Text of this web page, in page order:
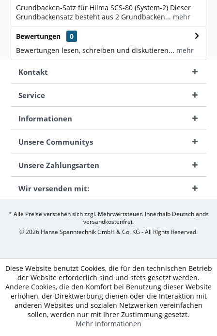
Grundbacken-Satz für Hilma SCS-80 (System-2) Dieser
Grundbackensatz besteht aus 2 Grundbacken... mehr
Bewertungen
0
Bewertungen lesen, schreiben und diskutieren... mehr
Kontakt
Service
Informationen
Unsere Communitys
Unsere Zahlungsarten
Wir versenden mit:
* Alle Preise verstehen sich zzgl. Mehrwertsteuer. Innerhalb Deutschlands
versandkostenfrei.
© 2026 Hanse Spanntechnik GmbH & Co. KG - All Rights Reserved.
Diese Website benutzt Cookies, die für den technischen Betrieb
der Website erforderlich sind und stets gesetzt werden.
Andere Cookies, die den Komfort bei Benutzung dieser Website
erhöhen, der Direktwerbung dienen oder die Interaktion mit
anderen Websites und sozialen Netzwerken vereinfachen
sollen, werden nur mit Ihrer Zustimmung gesetzt.
Mehr Informationen